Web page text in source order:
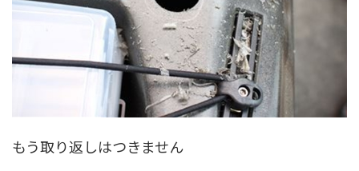
もう取り返しはつきません